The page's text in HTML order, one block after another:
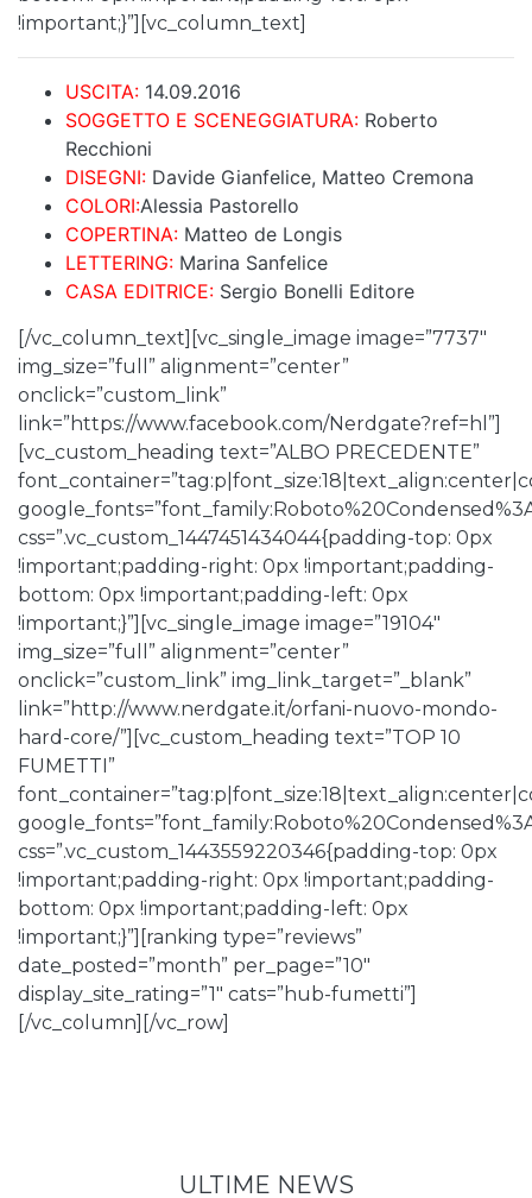
!important;}”][vc_column_text]
USCITA: 14.09.2016
SOGGETTO E SCENEGGIATURA: Roberto
Recchioni
DISEGNI: Davide Gianfelice, Matteo Cremona
COLORI:Alessia Pastorello
COPERTINA: Matteo de Longis
LETTERING: Marina Sanfelice
CASA EDITRICE: Sergio Bonelli Editore
[/vc_column_text][vc_single_image image=”7737″
img_size=”full” alignment=”center”
onclick=”custom_link”
link=”https://www.facebook.com/Nerdgate?ref=hl”]
[vc_custom_heading text=”ALBO PRECEDENTE”
css=”.vc_custom_1447451434044{padding-top: 0px
!important;padding-right: 0px !important;padding-
bottom: 0px !important;padding-left: 0px
!important;}”][vc_single_image image=”19104″
img_size=”full” alignment=”center”
onclick=”custom_link” img_link_target=”_blank”
link=”http://www.nerdgate.it/orfani-nuovo-mondo-
hard-core/”][vc_custom_heading text=”TOP 10
FUMETTI”
css=”.vc_custom_1443559220346{padding-top: 0px
!important;padding-right: 0px !important;padding-
bottom: 0px !important;padding-left: 0px
!important;}”][ranking type=”reviews”
date_posted=”month” per_page=”10″
display_site_rating=”1″ cats=”hub-fumetti”]
[/vc_column][/vc_row]
ULTIME NEWS